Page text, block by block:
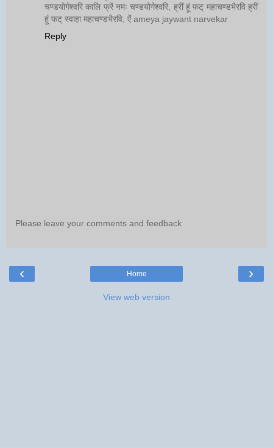
चण्डयोगेश्वरि कालि फ्रें नमः चण्डयोगेश्वरि, ह्रीं हूं फट् महाचण्डभैरवि ह्रीं
हूं फट् स्वाहा महाचण्डभैरवि, ऐं ameya jaywant narvekar
Reply
Please leave your comments and feedback
‹ ›
Home
View web version